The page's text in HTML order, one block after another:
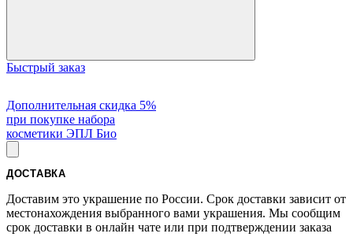
Быстрый заказ
Дополнительная скидка 5%
при покупке набора
косметики ЭПЛ Био
ДОСТАВКА
Доставим это украшение по России. Срок доставки зависит от
местонахождения выбранного вами украшения. Мы сообщим
срок доставки в онлайн чате или при подтверждении заказа